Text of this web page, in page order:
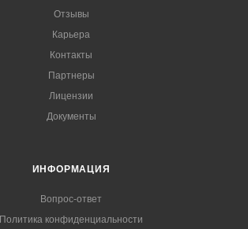
Отзывы
Карьера
Контакты
Партнеры
Лицензии
Документы
ИНФОРМАЦИЯ
Вопрос-ответ
Политика конфиденциальности